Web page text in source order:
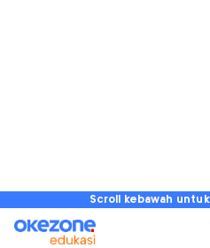
Scroll kebawah